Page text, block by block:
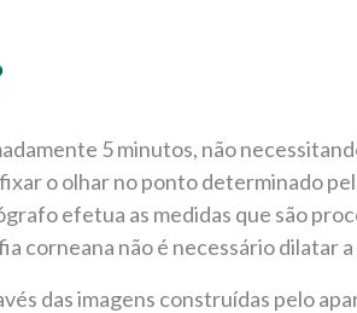
5 minutos, não
o olhar no ponto determinado
efetua as medidas que são
corneana não é necessário dilatar a
das imagens construídas pelo